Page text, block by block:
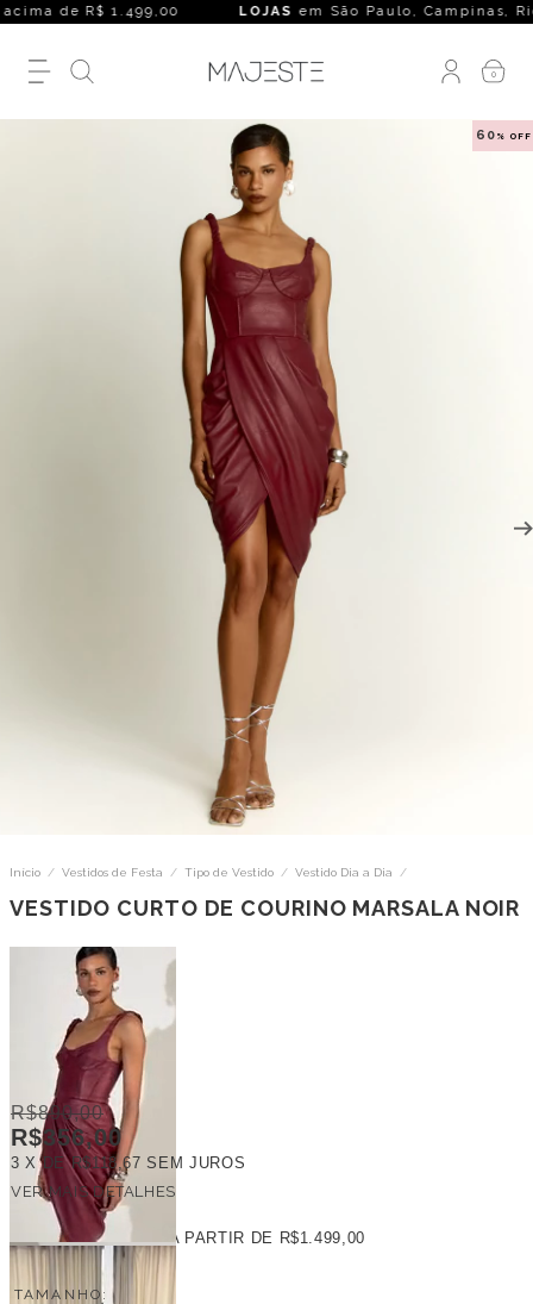
de R$ 1.499,00 LOJASem São Paulo, Campinas, Rio
0
60 % OFF
Início / Vestidos de Festa / Tipo de Vestido / Vestido Dia a Dia /
VESTIDO CURTO DE COURINO MARSALA NOIR
R$890,00
R$356,00
3 X DER$118,67 SEM JUROS
VER MAIS DETALHES
FRETE GRÁTIS A PARTIR DE R$1.499,00
TAMANHO: